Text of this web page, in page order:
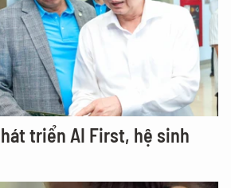
triển AI First, hệ sinh